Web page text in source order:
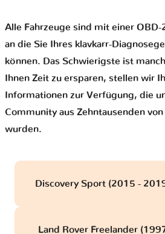
Alle Fahrzeuge sind mit einer
an die Sie Ihres klavkarr-
können. Das Schwierigste ist
Ihnen Zeit zu ersparen, stellen wir
Informationen zur Verfügung, die
Community aus Zehntausenden
wurden.
Discovery Sport (2015 -
Land Rover Freelander